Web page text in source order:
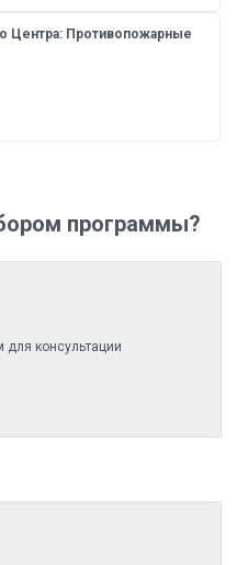
Центра: Противопожарные
программы?
консультации